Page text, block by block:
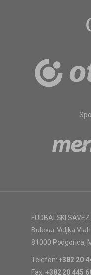
FUDBALSKI SAVEZ
Bulevar Veljka
81000 Podgorica,
Telefon: +382 20
Fax: +382 20 445